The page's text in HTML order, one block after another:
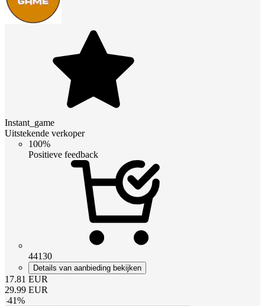
Instant_game
Uitstekende verkoper
100%
Positieve feedback
44130
Details van aanbieding bekijken
17.81 EUR
29.99 EUR
-41%